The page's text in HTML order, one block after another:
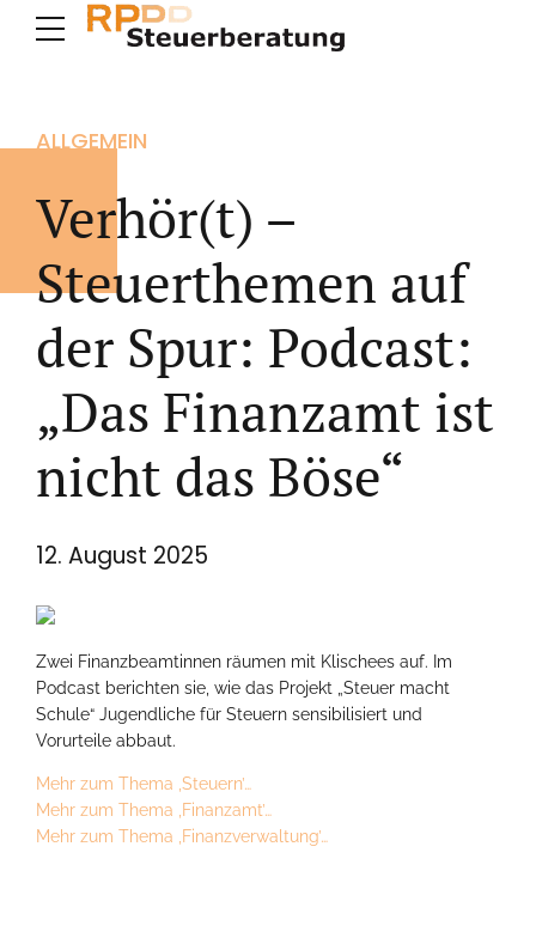
ALLGEMEIN
Verhör(t) –
Steuerthemen auf
der Spur: Podcast:
„Das Finanzamt ist
nicht das Böse“
12. August 2025
Zwei Finanzbeamtinnen räumen mit Klischees auf. Im
Podcast berichten sie, wie das Projekt „Steuer macht
Schule“ Jugendliche für Steuern sensibilisiert und
Vorurteile abbaut.
Mehr zum Thema ‚Steuern’…
Mehr zum Thema ‚Finanzamt’…
Mehr zum Thema ‚Finanzverwaltung’…